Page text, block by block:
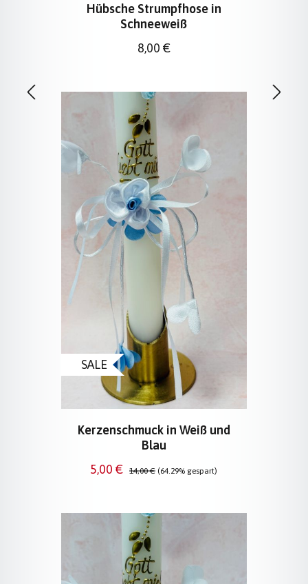
Hübsche Strumpfhose in
Schneeweiß
Regulärer Preis:
8,00 €
SALE
Kerzenschmuck in Weiß und
Blau
Verkaufspreis:
5,00 € Regulärer Preis:
14,00 € (64.29% gespart)